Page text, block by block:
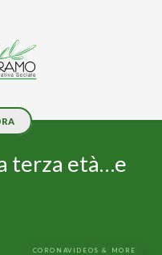
terza età…e
CORONAVIDEOS & MORE